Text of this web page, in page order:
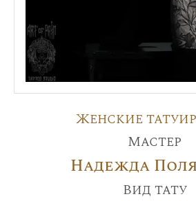
Женские
Мастер
Надежда
Вид тату